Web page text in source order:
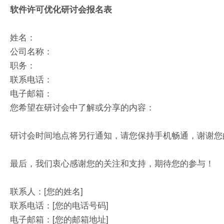
软件许可优化研讨会报名表
姓名：
公司名称：
职务：
联系电话：
电子邮箱：
您希望在研讨会中了解或分享的内容：
研讨会时间地点将另行通知，请您保持手机畅通，谢谢
最后，我们衷心感谢您的关注和支持，期待您的参与！
联系人：[您的姓名]
联系电话：[您的电话号码]
电子邮箱：[您的邮箱地址]